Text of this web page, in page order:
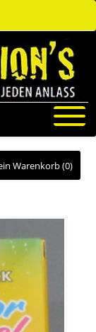
Warenkorb(0)